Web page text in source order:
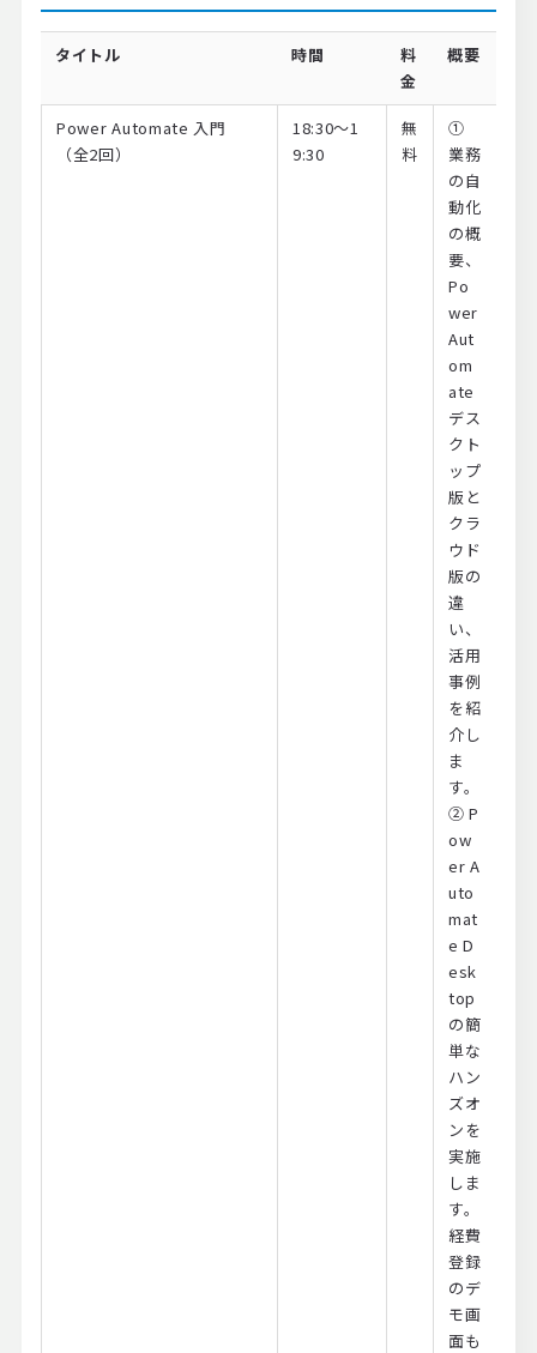
タイトル 時間
料
金
概要
Power Automate 入門
（全2回）
18:30～1
9:30
無
料
①
業務
の自
動化
の概
要、
Po
wer
Aut
om
ate
デス
クト
ップ
版と
クラ
ウド
版の
違
い、
活用
事例
を紹
介し
ま
す。
② P
ow
er A
uto
mat
e D
esk
top
の簡
単な
ハン
ズオ
ンを
実施
しま
す。
経費
登録
のデ
モ画
面も